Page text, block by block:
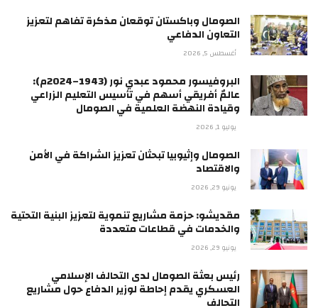
الصومال وباكستان توقعان مذكرة تفاهم لتعزيز
التعاون الدفاعي
أغسطس 5, 2026
البروفيسور محمود عبدي نور (1943–2024م):
عالمٌ أفريقي أسهم في تأسيس التعليم الزراعي
وقيادة النهضة العلمية في الصومال
يوليو 1, 2026
الصومال وإثيوبيا تبحثان تعزيز الشراكة في الأمن
والاقتصاد
يونيو 29, 2026
مقديشو: حزمة مشاريع تنموية لتعزيز البنية التحتية
والخدمات في قطاعات متعددة
يونيو 29, 2026
رئيس بعثة الصومال لدى التحالف الإسلامي
العسكري يقدم إحاطة لوزير الدفاع حول مشاريع
التحالف